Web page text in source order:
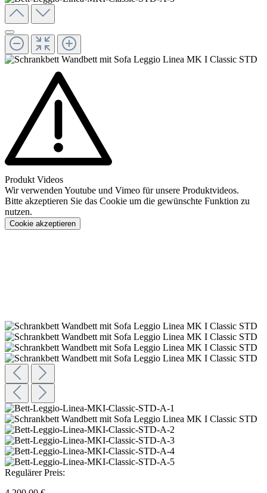
Produkt Videos
Wir verwenden Youtube und Vimeo für unsere Produktvideos.
Bitte akzeptieren Sie das Cookie um die gewünschte Funktion zu
nutzen.
Cookie akzeptieren
Regulärer Preis: